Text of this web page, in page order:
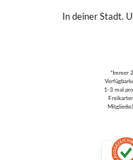
In deiner Stadt.
*Immer
1-3 mal